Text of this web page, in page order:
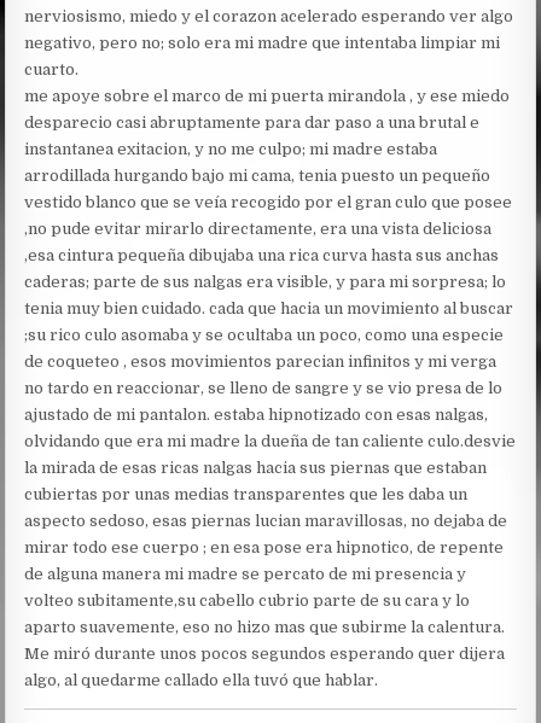
nerviosismo, miedo y el corazon acelerado esperando ver algo
negativo, pero no; solo era mi madre que intentaba limpiar mi
cuarto.
me apoye sobre el marco de mi puerta mirandola , y ese miedo
desparecio casi abruptamente para dar paso a una brutal e
instantanea exitacion, y no me culpo; mi madre estaba
arrodillada hurgando bajo mi cama, tenia puesto un pequeño
vestido blanco que se veía recogido por el gran culo que posee
,no pude evitar mirarlo directamente, era una vista deliciosa
,esa cintura pequeña dibujaba una rica curva hasta sus anchas
caderas; parte de sus nalgas era visible, y para mi sorpresa; lo
tenia muy bien cuidado. cada que hacia un movimiento al buscar
;su rico culo asomaba y se ocultaba un poco, como una especie
de coqueteo , esos movimientos parecian infinitos y mi verga
no tardo en reaccionar, se lleno de sangre y se vio presa de lo
ajustado de mi pantalon. estaba hipnotizado con esas nalgas,
olvidando que era mi madre la dueña de tan caliente culo.desvie
la mirada de esas ricas nalgas hacia sus piernas que estaban
cubiertas por unas medias transparentes que les daba un
aspecto sedoso, esas piernas lucian maravillosas, no dejaba de
mirar todo ese cuerpo ; en esa pose era hipnotico, de repente
de alguna manera mi madre se percato de mi presencia y
volteo subitamente,su cabello cubrio parte de su cara y lo
aparto suavemente, eso no hizo mas que subirme la calentura.
Me miró durante unos pocos segundos esperando quer dijera
algo, al quedarme callado ella tuvó que hablar.